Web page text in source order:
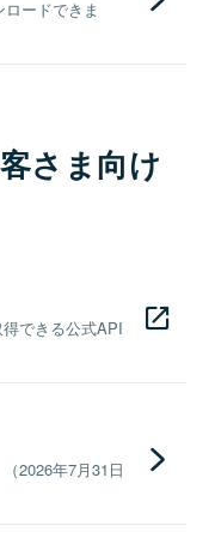
ードできま
さま向け
できる公式API
2026年7月31日